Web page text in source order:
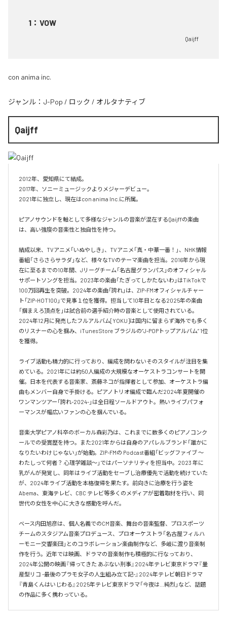
1 ： VOW
Qaijff
con anima inc.
ジャンル： J-Pop / ロック / オルタナティブ
Qaijff
2012年、愛知県にて結成。
2017年、ソニーミュージックよりメジャーデビュー。
2021年に独立し、現在はcon anima Inc.に所属。
ピアノサウンドを軸として多様なジャンルの音楽が混在するQaijffの楽曲
は、高い強度の音楽性と独自性を持つ。
結成以来、TVアニメ「いぬやしき」、TVアニメ「真・中華一番！」、NHK情報
番組「さらさらサラダ」など、様々なTVのテーマ楽曲を担当。2016年から現
在に至るまでの10年間、Jリーグチーム「名古屋グランパス」のオフィシャル
サポートソングを担当。2023年の楽曲「たぎってしかたないわ」はTikTokで
100万回再生を突破。2024年の楽曲「誇れ」は、ZIP-FMオフィシャルチャー
ト「ZIP-HOT100」で見事１位を獲得。担当して10年目となる2025年の楽曲
「掴まえろ頂点を」は試合前の選手紹介時の音楽として使用されている。
2024年12月に発売したフルアルバム[YOKU]は国内に留まらず海外でも多く
のリスナーの心を掴み、iTunes Store ブラジルの”J-POPトップアルバム” 1位
を獲得。
ライブ活動も精力的に行っており、編成を問わないそのスタイルが注目を集
めている。2021年には約50人編成の大規模なオーケストラコンサートを開
催。日本を代表する音楽家、斎藤ネコが指揮者として参加、オーケストラ編
曲もメンバー自身で手掛ける。ピアノトリオ編成で臨んだ2024年夏開催の
ワンマンツアー「誇れ-2024-」は全日程ソールドアウト。熱いライブパフォ
ーマンスが幅広いファンの心を掴んでいる。
音楽大学ピアノ科卒のボーカル森彩乃は、これまでに数多くのピアノコンク
ールでの受賞歴を持つ。また2021年からは自身のアパレルブランド「誰かに
なりたいわけじゃない」が始動。ZIP-FMの Podcast番組「ビッグファイブ 〜
わたしって何者？ 心理学雑談〜」ではパーソナリティを担当中。2023 年に
乳がんが発覚し、同年はライブ活動をセーブし治療優先で活動を続けていた
が、2024年ライブ活動を本格復帰を果たす。前向きに治療を行う姿を
Abema、東海テレビ、CBC テレビ等多くのメディアが密着取材を行い、同
世代の女性を中心に大きな感動を呼んだ。
ベース内田旭彦は、個人名義でのCM音楽、舞台の音楽監督、プロスポーツ
チームのスタジアム音楽プロデュース、プロオーケストラ「名古屋フィルハ
ーモニー交響楽団」とのコラボレーション楽曲制作など、多岐に渡り音楽制
作を行う。近年では映画、ドラマの音楽制作も積極的に行なっており、
2024年公開の映画『帰ってきた あぶない刑事』2024年テレビ東京ドラマ『量
産型リコ -最後のプラモ女子の人生組み立て記-』2024年テレビ朝日ドラマ
『青島くんはいじわる』2025年テレビ東京ドラマ「今夜は…純烈」など、話題
の作品に多く携わっている。